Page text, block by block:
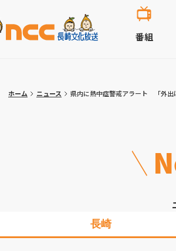
番組
ホーム ニュース 県内に熱中症警戒アラート 「外出
長崎